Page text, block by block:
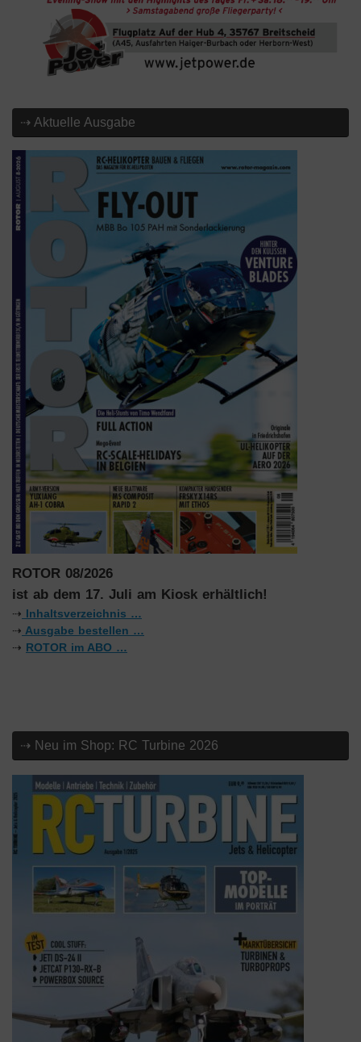
⇢ Aktuelle Ausgabe
ROTOR 08/2026
ist ab dem 17. Juli am Kiosk erhältlich!
⇢ Inhaltsverzeichnis …
⇢ Ausgabe bestellen …
⇢ ROTOR im ABO …
⇢ Neu im Shop: RC Turbine 2026